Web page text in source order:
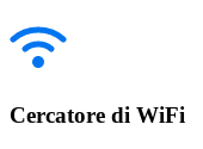
Cercatore di WiFi